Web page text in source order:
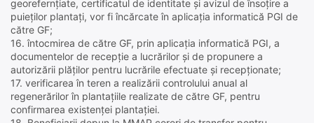
georefernțiate, certificatul de identitate și avizul de însoțire a
puieților plantați, vor fi încărcate în aplicația informatică PGI de
către GF;
16. întocmirea de către GF, prin aplicația informatică PGI, a
documentelor de recepție a lucrărilor și de propunere a
autorizării plăților pentru lucrările efectuate și recepționate;
17. verificarea în teren a realizării controlului anual al
regenerărilor în plantațiile realizate de către GF, pentru
confirmarea existenței plantației.